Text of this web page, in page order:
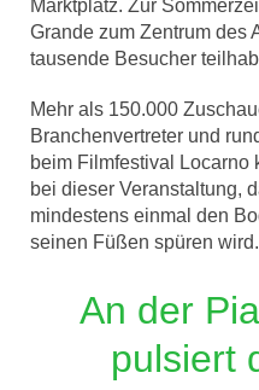
Marktplatz. Zur
Grande zum Zentrum des
tausende Besucher
Mehr als 150.000
Branchenvertreter und
beim Filmfestival Locarno
bei dieser Veranstaltung,
mindestens einmal den
seinen Füßen spüren wird.
An der
pulsiert